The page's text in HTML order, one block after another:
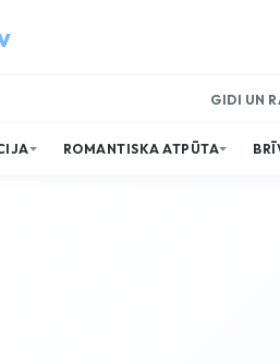
GIDI UN
ROMANTISKA ATPŪTA